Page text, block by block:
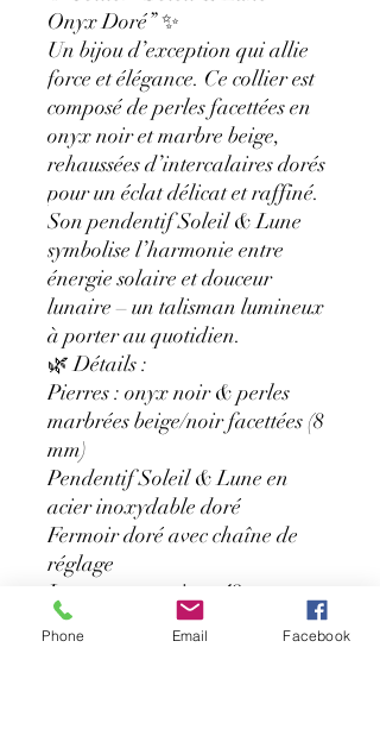
Onyx Doré” ✨
Un bijou d’exception qui allie
force et élégance. Ce collier est
composé de perles facettées en
onyx noir et marbre beige,
rehaussées d’intercalaires dorés
pour un éclat délicat et raffiné.
Son pendentif Soleil & Lune
symbolise l’harmonie entre
énergie solaire et douceur
lunaire – un talisman lumineux
à porter au quotidien.
🌿 Détails :
Pierres : onyx noir & perles
marbrées beige/noir facettées (8
mm)
Pendentif Soleil & Lune en
acier inoxydable doré
Fermoir doré avec chaîne de
réglage
Longueur : environ 42 cm +
extension
Fait main dans l’atelier
Phone Email Facebook